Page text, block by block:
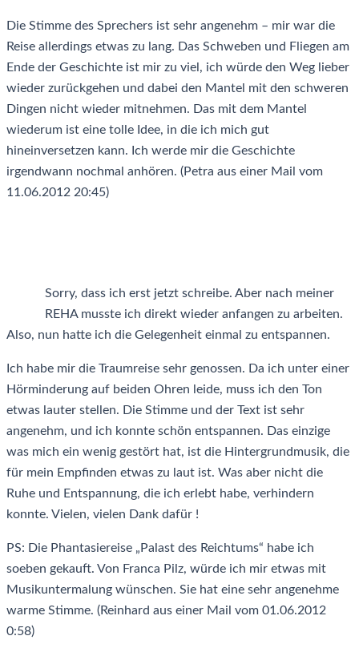
Die Stimme des Sprechers ist sehr angenehm – mir war die
Reise allerdings etwas zu lang. Das Schweben und Fliegen am
Ende der Geschichte ist mir zu viel, ich würde den Weg lieber
wieder zurückgehen und dabei den Mantel mit den schweren
Dingen nicht wieder mitnehmen. Das mit dem Mantel
wiederum ist eine tolle Idee, in die ich mich gut
hineinversetzen kann. Ich werde mir die Geschichte
irgendwann nochmal anhören. (Petra aus einer Mail vom
11.06.2012 20:45)
Sorry, dass ich erst jetzt schreibe. Aber nach meiner
REHA musste ich direkt wieder anfangen zu arbeiten.
Also, nun hatte ich die Gelegenheit einmal zu entspannen.
Ich habe mir die Traumreise sehr genossen. Da ich unter einer
Hörminderung auf beiden Ohren leide, muss ich den Ton
etwas lauter stellen. Die Stimme und der Text ist sehr
angenehm, und ich konnte schön entspannen. Das einzige
was mich ein wenig gestört hat, ist die Hintergrundmusik, die
für mein Empfinden etwas zu laut ist. Was aber nicht die
Ruhe und Entspannung, die ich erlebt habe, verhindern
konnte. Vielen, vielen Dank dafür !
PS: Die Phantasiereise „Palast des Reichtums“ habe ich
soeben gekauft. Von Franca Pilz, würde ich mir etwas mit
Musikuntermalung wünschen. Sie hat eine sehr angenehme
warme Stimme. (Reinhard aus einer Mail vom 01.06.2012
0:58)